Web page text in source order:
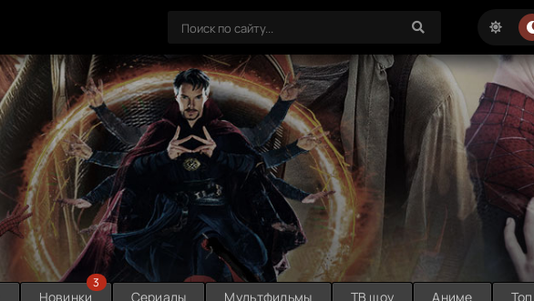
Новинки
3
Сериалы Мультфильмы ТВ шоу Аниме Топ